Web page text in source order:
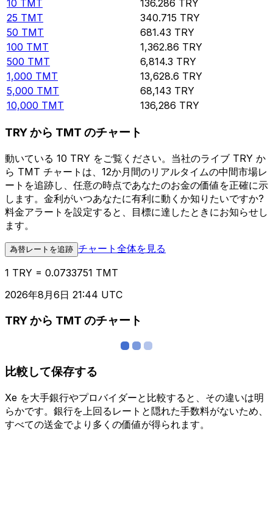
10 TMT 136.286 TRY
25 TMT 340.715 TRY
50 TMT 681.43 TRY
100 TMT 1,362.86 TRY
500 TMT 6,814.3 TRY
1,000 TMT 13,628.6 TRY
5,000 TMT 68,143 TRY
10,000 TMT 136,286 TRY
TRY から TMT のチャート
動いている 10 TRY をご覧ください。当社のライブ TRY か
ら TMT チャートは、12か月間のリアルタイムの中間市場レ
ートを追跡し、任意の時点であなたのお金の価値を正確に示
します。金利がいつあなたに有利に動くか知りたいですか?
料金アラートを設定すると、目標に達したときにお知らせし
ます。
為替レートを追跡 チャート全体を見る
1 TRY = 0.0733751 TMT
2026年8月6日 21:44 UTC
TRY から TMT のチャート
比較して保存する
Xe を大手銀行やプロバイダーと比較すると、その違いは明
らかです。銀行を上回るレートと隠れた手数料がないため、
すべての送金でより多くの価値が得られます。